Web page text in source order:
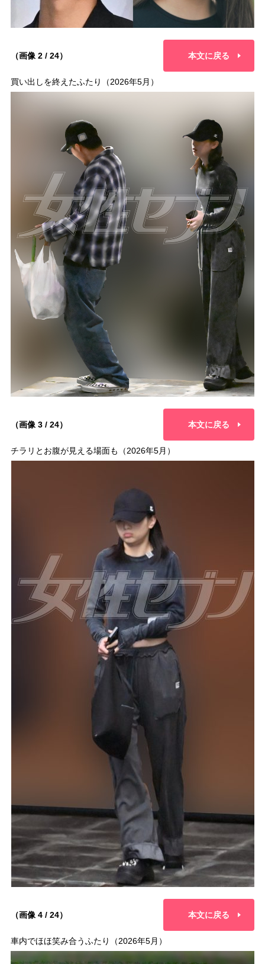
（画像 2 / 24） 本文に戻る
買い出しを終えたふたり（2026年5月）
（画像 3 / 24） 本文に戻る
チラリとお腹が見える場面も（2026年5月）
（画像 4 / 24） 本文に戻る
車内でほほ笑み合うふたり（2026年5月）